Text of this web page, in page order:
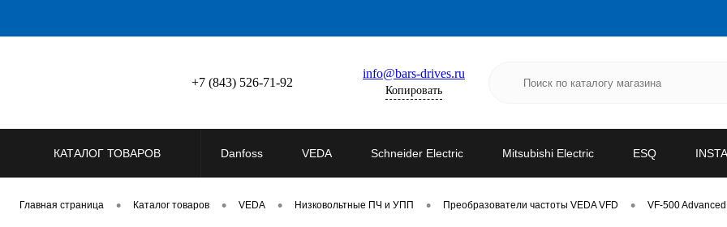
+7 (843) 526-71-92
info@bars-drives.ru
Копировать
КАТАЛОГ ТОВАРОВ Danfoss VEDA Schneider Electric Mitsubishi Electric ESQ
Главная страница • Каталог товаров • VEDA • Низковольтные ПЧ и УПП • Преобразователи частоты VEDA VFD • VF-500